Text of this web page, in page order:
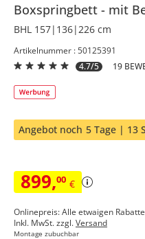
Boxspringbett mit
BHL 157|136|226 cm
Artikelnummer : 50125391
4.7/5
19
Angebot noch 5 Tage | 13
899,00 €
Onlinepreis: Alle etwaigen
Inkl. MwSt. zzgl.Versand
Montage zubuchbar